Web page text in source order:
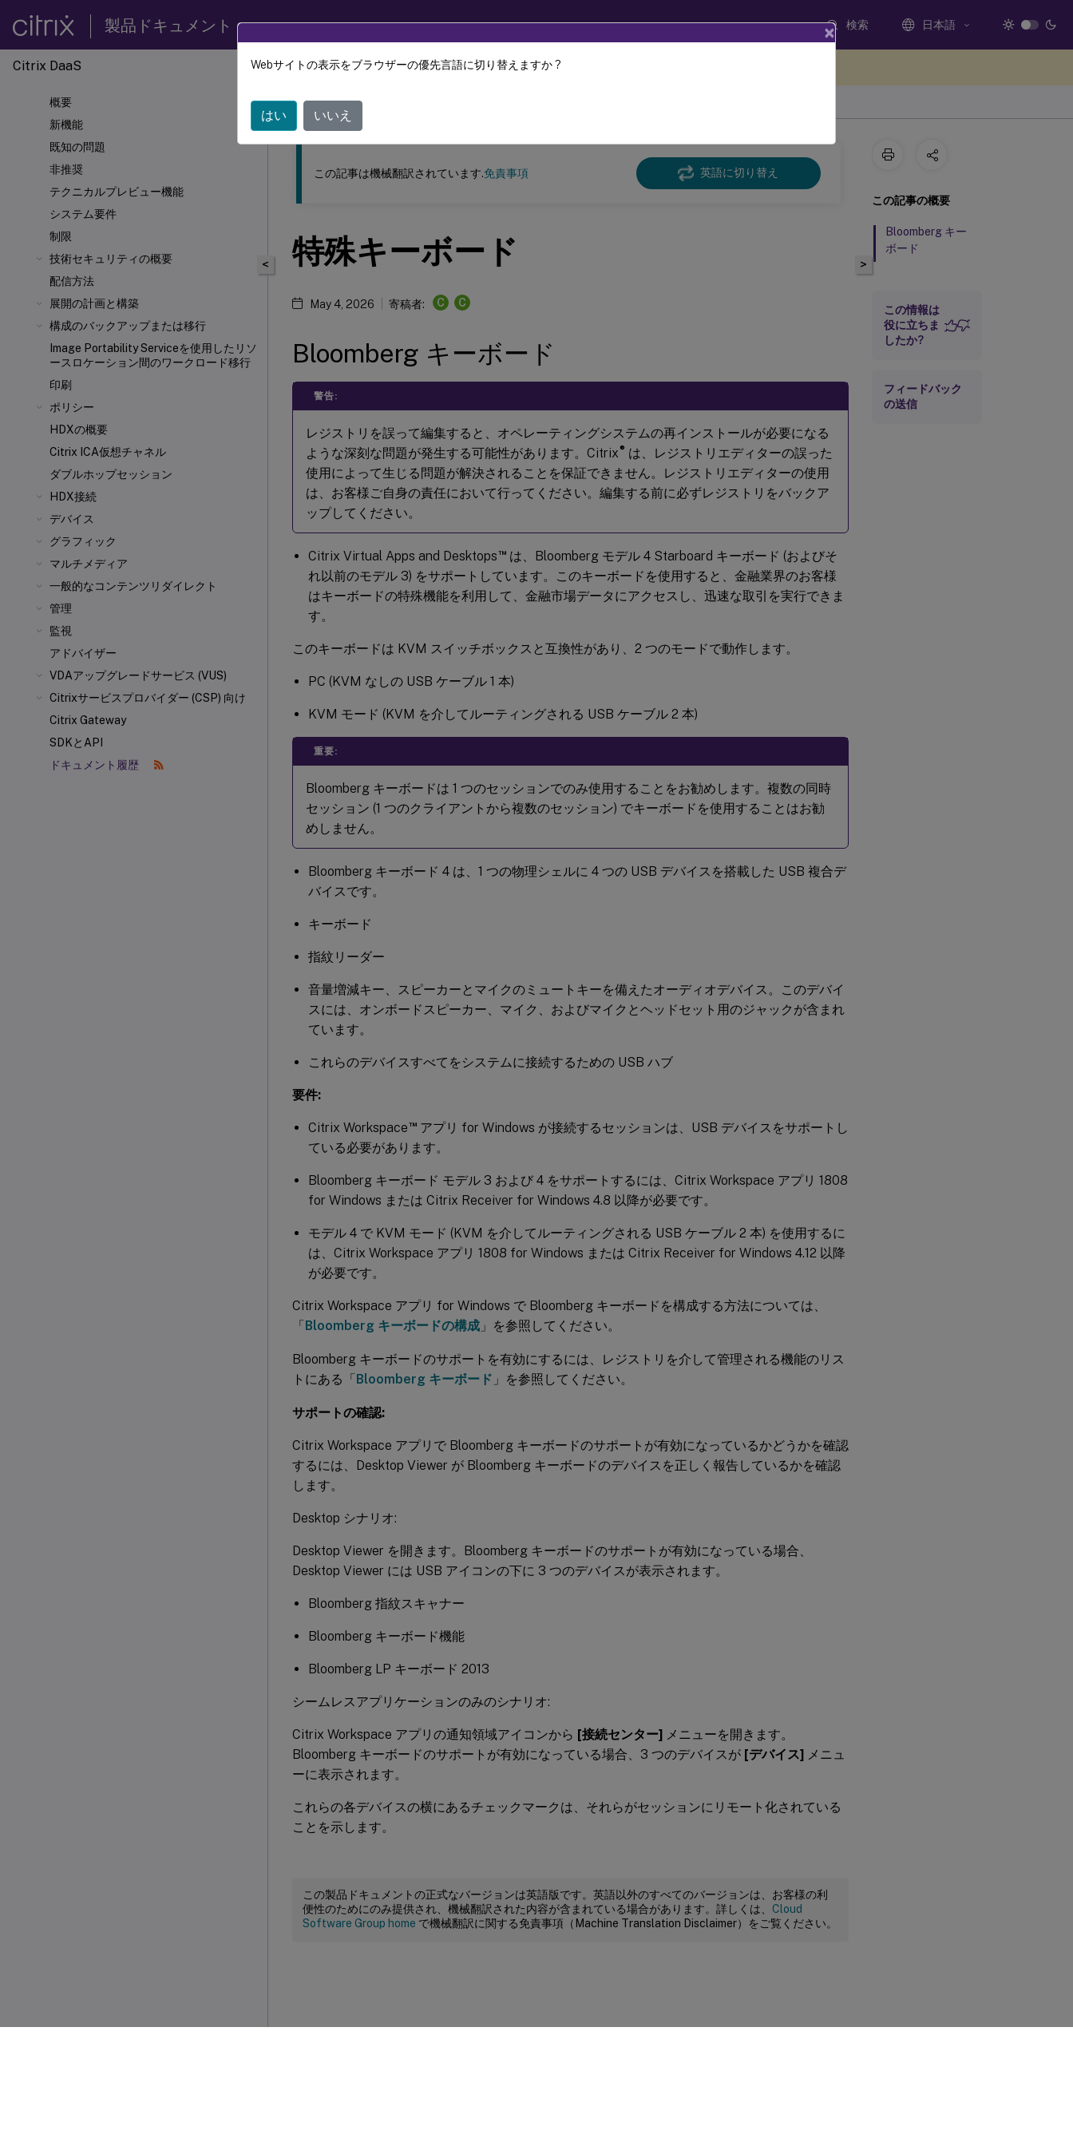
製品ドキュメント 検索 日本語
Citrix DaaS
概要
新機能
既知の問題
非推奨
テクニカルプレビュー機能
システム要件
制限
技術セキュリティの概要
配信方法
展開の計画と構築
構成のバックアップまたは移行
Image Portability Serviceを使用したリソ
ースロケーション間のワークロード移行
印刷
ポリシー
HDXの概要
Citrix ICA仮想チャネル
ダブルホップセッション
HDX接続
デバイス
グラフィック
マルチメディア
一般的なコンテンツリダイレクト
管理
監視
アドバイザー
VDAアップグレードサービス (VUS)
Citrixサービスプロバイダー (CSP) 向け
Citrix Gateway
SDKとAPI
ドキュメント履歴
このコンテンツは動的に機械翻訳されています。
Citrix DaaS
<
この記事は機械翻訳されています.免責事項 英語に切り替え
特殊キーボード
May 4, 2026 寄稿者: C C
Bloomberg キーボード
警告:
レジストリを誤って編集すると、オペレーティングシステムの再インストールが必要になる
ような深刻な問題が発生する可能性があります。Citrix® は、レジストリエディターの誤った
使用によって生じる問題が解決されることを保証できません。レジストリエディターの使用
は、お客様ご自身の責任において行ってください。編集する前に必ずレジストリをバックア
ップしてください。
Citrix Virtual Apps and Desktops™は、Bloomberg モデル 4 Starboard キーボード (およびそ
れ以前のモデル 3) をサポートしています。このキーボードを使用すると、金融業界のお客様
はキーボードの特殊機能を利用して、金融市場データにアクセスし、迅速な取引を実行できま
す。
このキーボードは KVM スイッチボックスと互換性があり、2 つのモードで動作します。
PC (KVM なしの USB ケーブル 1 本)
KVM モード (KVM を介してルーティングされる USB ケーブル 2 本)
重要:
Bloomberg キーボードは 1 つのセッションでのみ使用することをお勧めします。複数の同時
セッション (1 つのクライアントから複数のセッション) でキーボードを使用することはお勧
めしません。
Bloomberg キーボード 4 は、1 つの物理シェルに 4 つの USB デバイスを搭載した USB 複合デ
バイスです。
キーボード
指紋リーダー
音量増減キー、スピーカーとマイクのミュートキーを備えたオーディオデバイス。このデバイ
スには、オンボードスピーカー、マイク、およびマイクとヘッドセット用のジャックが含まれ
ています。
これらのデバイスすべてをシステムに接続するための USB ハブ
要件:
Citrix Workspace™アプリ for Windows が接続するセッションは、USB デバイスをサポートし
ている必要があります。
Bloomberg キーボード モデル 3 および 4 をサポートするには、Citrix Workspace アプリ 1808
for Windows または Citrix Receiver for Windows 4.8 以降が必要です。
モデル 4 で KVM モード (KVM を介してルーティングされる USB ケーブル 2 本) を使用するに
は、Citrix Workspace アプリ 1808 for Windows または Citrix Receiver for Windows 4.12 以降
が必要です。
Citrix Workspace アプリ for Windows で Bloomberg キーボードを構成する方法については、
「Bloomberg キーボードの構成 」を参照してください。
Bloomberg キーボードのサポートを有効にするには、レジストリを介して管理される機能のリス
トにある「Bloomberg キーボード 」を参照してください。
サポートの確認:
Citrix Workspace アプリで Bloomberg キーボードのサポートが有効になっているかどうかを確認
するには、Desktop Viewer が Bloomberg キーボードのデバイスを正しく報告しているかを確認
します。
Desktop シナリオ:
Desktop Viewer を開きます。Bloomberg キーボードのサポートが有効になっている場合、
Desktop Viewer には USB アイコンの下に 3 つのデバイスが表示されます。
Bloomberg 指紋スキャナー
Bloomberg キーボード機能
Bloomberg LP キーボード 2013
シームレスアプリケーションのみのシナリオ:
Citrix Workspace アプリの通知領域アイコンから [接続センター] メニューを開きます。
Bloomberg キーボードのサポートが有効になっている場合、3 つのデバイスが [デバイス] メニュ
ーに表示されます。
これらの各デバイスの横にあるチェックマークは、それらがセッションにリモート化されている
ことを示します。
この製品ドキュメントの正式なバージョンは英語版です。英語以外のすべてのバージョンは、お客様の利
便性のためにのみ提供され、機械翻訳された内容が含まれている場合があります。詳しくは、 Cloud
Software Group home で機械翻訳に関する免責事項（Machine Translation Disclaimer）をご覧ください。
>
この記事の概要
Bloomberg キー
ボード
この情報は
役に立ちま
したか?
フィードバック
の送信
×
Webサイトの表示をブラウザーの優先言語に切り替えますか ?
はい いいえ